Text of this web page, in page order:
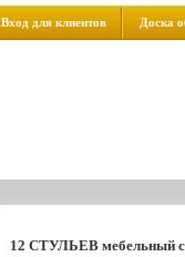
Вход для клиентов Доска
12 СТУЛЬЕВ мебельный